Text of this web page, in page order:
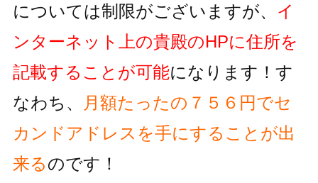
については制限がございますが、 イ
ンターネット上の貴殿のHPに住所を
記載することが可能になります！す
なわち、
月額たったの７５６円でセ
カンドアドレスを手にすることが出
来るのです！